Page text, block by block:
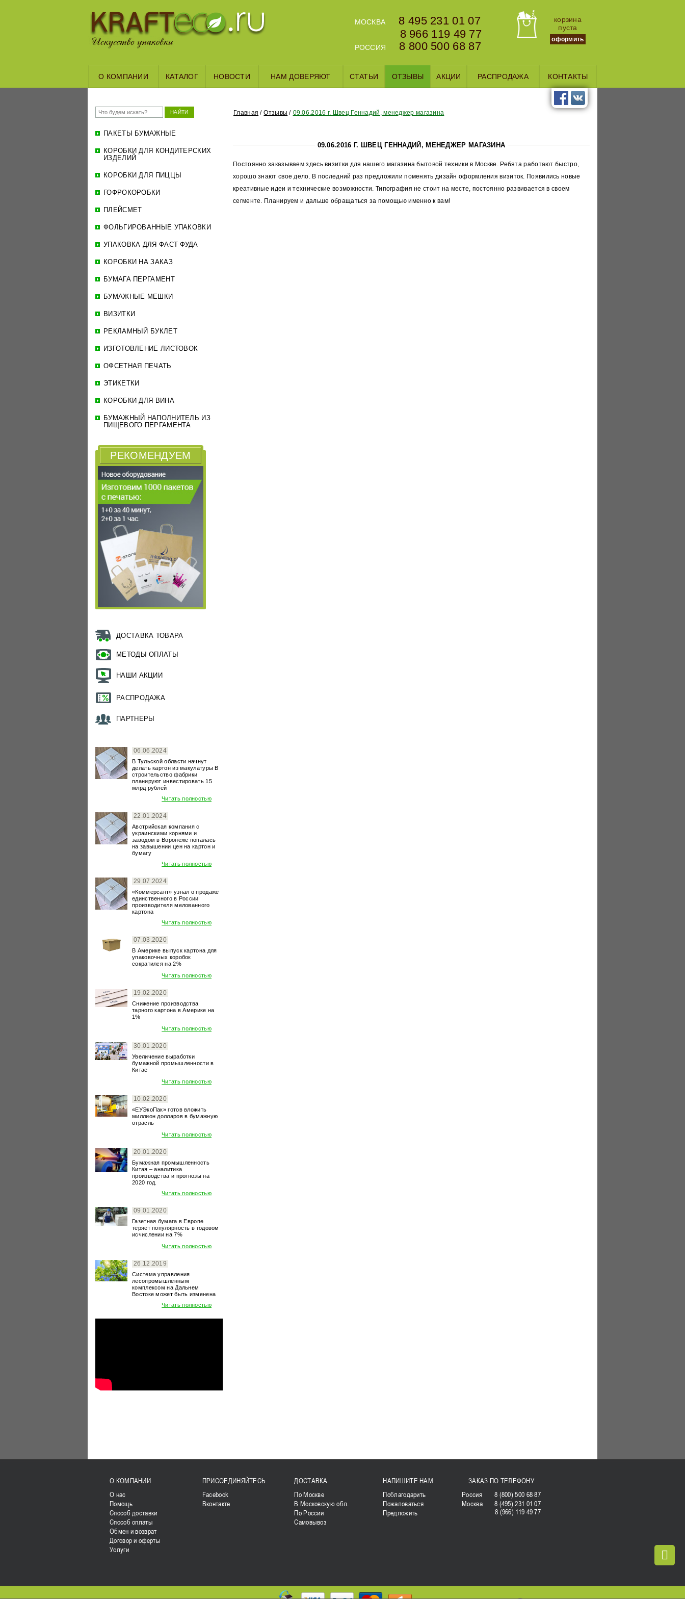
корзина
пуста
оформить
МОСКВА
8 495 231 01 07
8 966 119 49 77
РОССИЯ 8 800 500 68 87
О КОМПАНИИ КАТАЛОГ НОВОСТИ НАМ ДОВЕРЯЮТ СТАТЬИ ОТЗЫВЫ АКЦИИ РАСПРОДАЖА КОНТАКТЫ
НАЙТИ
ПАКЕТЫ БУМАЖНЫЕ
КОРОБКИ ДЛЯ КОНДИТЕРСКИХ
ИЗДЕЛИЙ
КОРОБКИ ДЛЯ ПИЦЦЫ
ГОФРОКОРОБКИ
ПЛЕЙСМЕТ
ФОЛЬГИРОВАННЫЕ УПАКОВКИ
УПАКОВКА ДЛЯ ФАСТ ФУДА
КОРОБКИ НА ЗАКАЗ
БУМАГА ПЕРГАМЕНТ
БУМАЖНЫЕ МЕШКИ
ВИЗИТКИ
РЕКЛАМНЫЙ БУКЛЕТ
ИЗГОТОВЛЕНИЕ ЛИСТОВОК
ОФСЕТНАЯ ПЕЧАТЬ
ЭТИКЕТКИ
КОРОБКИ ДЛЯ ВИНА
БУМАЖНЫЙ НАПОЛНИТЕЛЬ ИЗ
ПИЩЕВОГО ПЕРГАМЕНТА
РЕКОМЕНДУЕМ
ДОСТАВКА ТОВАРА
МЕТОДЫ ОПЛАТЫ
НАШИ АКЦИИ
РАСПРОДАЖА
ПАРТНЕРЫ
06.06.2024
В Тульской области начнут
делать картон из макулатуры В
строительство фабрики
планируют инвестировать 15
млрд рублей
Читать полностью
22.01.2024
Австрийская компания с
украинскими корнями и
заводом в Воронеже попалась
на завышении цен на картон и
бумагу
Читать полностью
29.07.2024
«Коммерсант» узнал о продаже
единственного в России
производителя мелованного
картона
Читать полностью
07.03.2020
В Америке выпуск картона для
упаковочных коробок
сократился на 2%
Читать полностью
19.02.2020
Снижение производства
тарного картона в Америке на
1%
Читать полностью
30.01.2020
Увеличение выработки
бумажной промышленности в
Китае
Читать полностью
10.02.2020
«ЕУЭкоПак» готов вложить
миллион долларов в бумажную
отрасль
Читать полностью
20.01.2020
Бумажная промышленность
Китая – аналитика
производства и прогнозы на
2020 год.
Читать полностью
09.01.2020
Газетная бумага в Европе
теряет популярность в годовом
исчислении на 7%
Читать полностью
26.12.2019
Система управления
лесопромышленным
комплексом на Дальнем
Востоке может быть изменена
Читать полностью
Главная Отзывы 09.06.2016 г. Швец Геннадий, менеджер магазина
09.06.2016 Г. ШВЕЦ ГЕННАДИЙ, МЕНЕДЖЕР МАГАЗИНА
Постоянно заказываем здесь визитки для нашего магазина бытовой техники в Москве. Ребята работают быстро,
хорошо знают свое дело. В последний раз предложили поменять дизайн оформления визиток. Появились новые
креативные идеи и технические возможности. Типография не стоит на месте, постоянно развивается в своем
сегменте. Планируем и дальше обращаться за помощью именно к вам!
О КОМПАНИИ
О нас
Помощь
Способ доставки
Способ оплаты
Обмен и возврат
Договор и оферты
Услуги
ПРИСОЕДИНЯЙТЕСЬ
Facebook
Вконтакте
ДОСТАВКА
По Москве
В Московскую обл.
По России
Самовывоз
НАПИШИТЕ НАМ
Поблагодарить
Пожаловаться
Предложить
ЗАКАЗ ПО ТЕЛЕФОНУ
Россия
8 (800) 500 68 87
Москва
8 (495) 231 01 07
8 (966) 119 49 77